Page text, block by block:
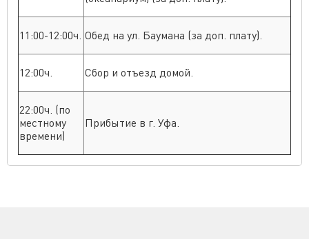
11:00-12:00ч. Обед на ул. Баумана (за доп. плату).
12:00ч. Сбор и отъезд домой.
22:00ч. (по
местному
времени)
Прибытие в г. Уфа.